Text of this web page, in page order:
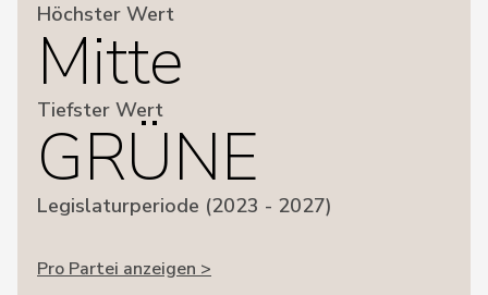
Höchster Wert
Mitte
Tiefster Wert
GRÜNE
Legislaturperiode (2023 - 2027)
Pro Partei anzeigen >